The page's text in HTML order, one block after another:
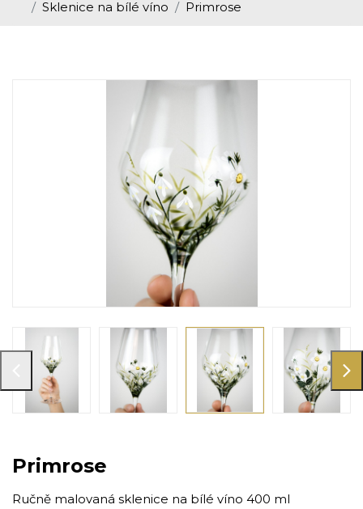
Sklenice na bílé víno
Primrose
Primrose
Ručně malovaná sklenice na bílé víno 400 ml